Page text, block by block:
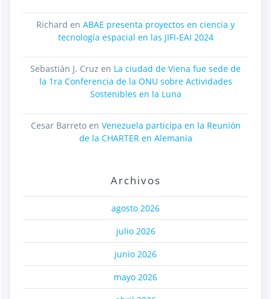
Richard en ABAE presenta proyectos en ciencia y
tecnología espacial en las JIFI-EAI 2024
Sebastián J. Cruz en La ciudad de Viena fue sede de
la 1ra Conferencia de la ONU sobre Actividades
Sostenibles en la Luna
Cesar Barretoen Venezuela participa en la Reunión
de la CHARTER en Alemania
Archivos
agosto 2026
julio 2026
junio 2026
mayo 2026